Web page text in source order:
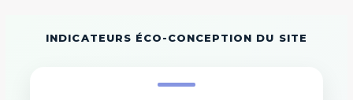
INDICATEURS ÉCO-CONCEPTION DU SITE